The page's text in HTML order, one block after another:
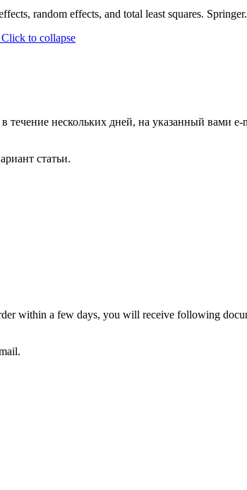
random effects, and total least squares. Springer.
Click to collapse
течение нескольких дней, на указанный вами e-
статьи.
within a few days, you will receive following